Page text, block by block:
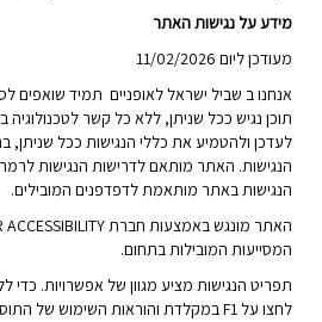
מידע על נגישות האתר
מעודכן ליום ‏11/02/2026
אנחנו ב שביל ישראל לאופניים תמיד
תוכן נגיש ככל שניתן, ללא כל קשר
לעדכן ולהטמיע את כללי הנגישות ככל שניתן,
הנגישות באתר מותאמת לדפדפנים המובילים.
המסייעות המובילות בתחום.
תפריט הנגישות מציע מגוון של אפשרויות. כדי
לחצו על F1 במקלדת והוראות השימוש של התוסף תופענה.